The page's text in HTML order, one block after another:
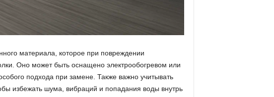
материала, которое при повреждении
Оно может быть оснащено электрообогревом или
подхода при замене. Также важно учитывать
избежать шума, вибраций и попадания воды внутрь